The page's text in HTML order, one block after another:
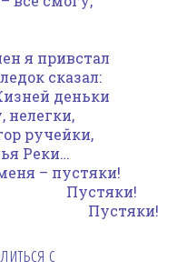
я привстал
сказал:
деньки
нелегки,
ручейки,
Реки…
– пустяки!
с